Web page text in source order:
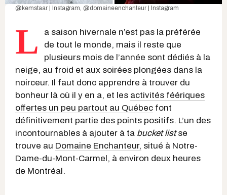
@kemstaar | Instagram @domaineenchanteur | Instagram
L
a saison hivernale n’est pas la préférée
de tout le monde, mais il reste que
plusieurs mois de l’année sont dédiés à la
neige, au froid et aux soirées plongées dans la
noirceur. Il faut donc apprendre à trouver du
bonheur là où il y en a, et les activités féériques
offertes un peu partout au Québec font
définitivement partie des points positifs. L’un des
incontournables à ajouter à ta bucket listse
trouve au Domaine Enchanteur, situé à Notre-
Dame-du-Mont-Carmel, à environ deux heures
de Montréal.